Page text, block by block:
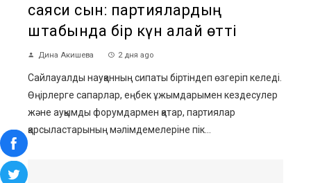
саяси сын: партиялардың
штабында бір күн қалай өтті
Дина Акишева 2 дня ago
Сайлауалды науқанның сипаты біртіндеп өзгеріп келеді.
Өңірлерге сапарлар, еңбек ұжымдарымен кездесулер
және ауқымды форумдармен қатар, партиялар
қарсыластарының мәлімдемелеріне пік...